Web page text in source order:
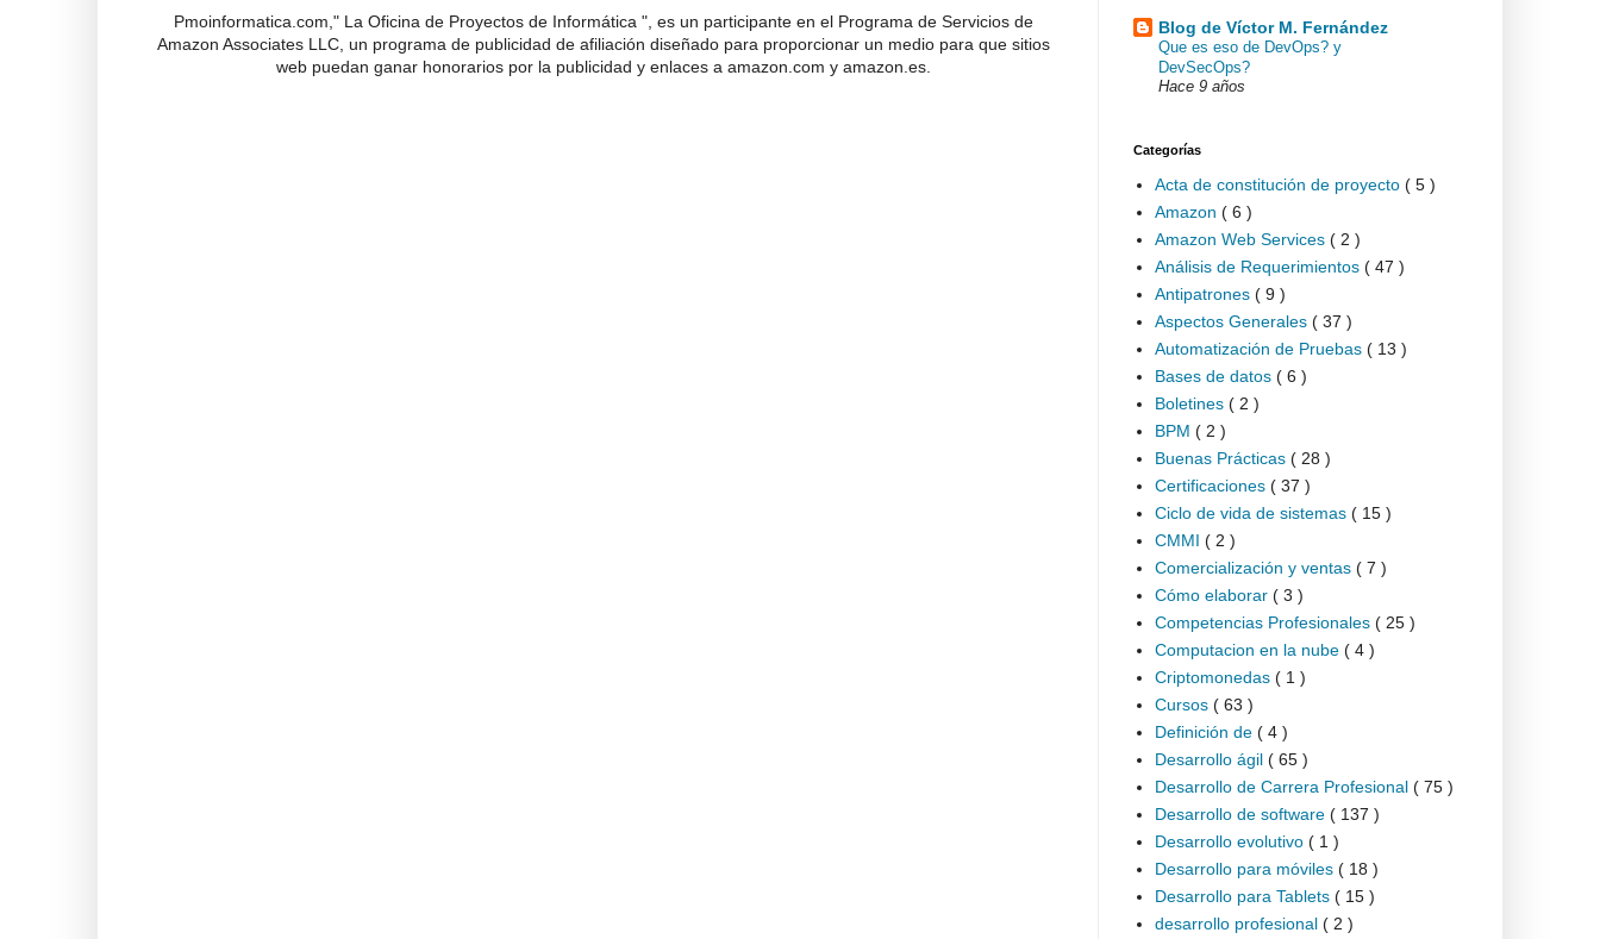
Pmoinformatica.com," La Oficina de Proyectos de Informática ", es un participante en el Programa de Servicios de
Amazon Associates LLC, un programa de publicidad de afiliación diseñado para proporcionar un medio para que sitios
web puedan ganar honorarios por la publicidad y enlaces a amazon.com y amazon.es.
Blog de Víctor M. Fernández
Que es eso de DevOps? y
DevSecOps?
Hace 9 años
Categorías
Acta de constitución de proyecto ( 5 )
Amazon ( 6 )
Amazon Web Services ( 2 )
Análisis de Requerimientos ( 47 )
Antipatrones ( 9 )
Aspectos Generales ( 37 )
Automatización de Pruebas ( 13 )
Bases de datos ( 6 )
Boletines ( 2 )
BPM ( 2 )
Buenas Prácticas ( 28 )
Certificaciones ( 37 )
Ciclo de vida de sistemas ( 15 )
CMMI ( 2 )
Comercialización y ventas ( 7 )
Cómo elaborar ( 3 )
Competencias Profesionales ( 25 )
Computacion en la nube ( 4 )
Criptomonedas ( 1 )
Cursos ( 63 )
Definición de ( 4 )
Desarrollo ágil ( 65 )
Desarrollo de Carrera Profesional ( 75 )
Desarrollo de software ( 137 )
Desarrollo evolutivo ( 1 )
Desarrollo para móviles ( 18 )
Desarrollo para Tablets ( 15 )
desarrollo profesional ( 2 )